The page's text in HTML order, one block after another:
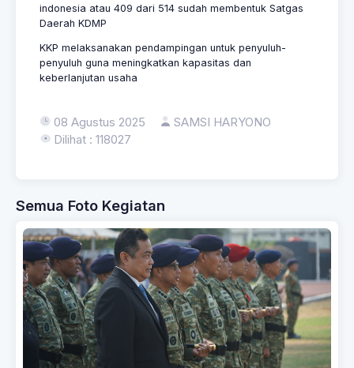
indonesia atau 409 dari 514 sudah membentuk Satgas
Daerah KDMP
KKP melaksanakan pendampingan untuk penyuluh-
penyuluh guna meningkatkan kapasitas dan
keberlanjutan usaha
08 Agustus 2025
SAMSI HARYONO
Dilihat : 118027
Semua Foto Kegiatan